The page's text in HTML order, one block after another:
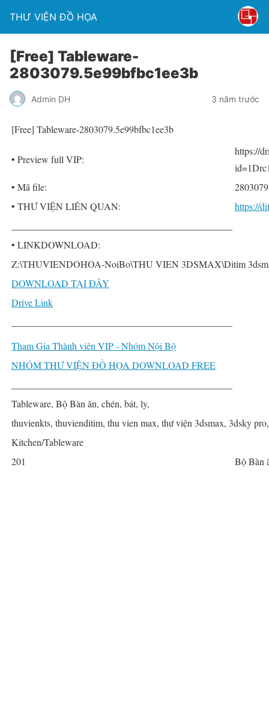
THƯ VIỆN ĐỒ HỌA
[Free] Tableware-
2803079.5e99bfbc1ee3b
Admin DH 3 năm trước
[Free] Tableware-2803079.5e99bfbc1ee3b
• Preview full VIP:
https://
• Mã file:
• THƯ VIỆN LIÊN QUAN:
https://
• LINKDOWNLOAD:
Z:\THUVIENDOHOA-NoiBo\THU VIEN 3DSMAX\Ditim
DOWNLOAD TẠI ĐÂY
Drive Link
Tham Gia Thành viên VIP - Nhóm Nội Bộ
NHÓM THƯ VIỆN ĐỒ HỌA DOWNLOAD FREE
Tableware, Bộ Bàn ăn, chén, bát, ly,
thuvienkts, thuvienditim, thu vien max, thư viện 3dsmax, 3dsky
Kitchen/Tableware
201
Bộ Bàn